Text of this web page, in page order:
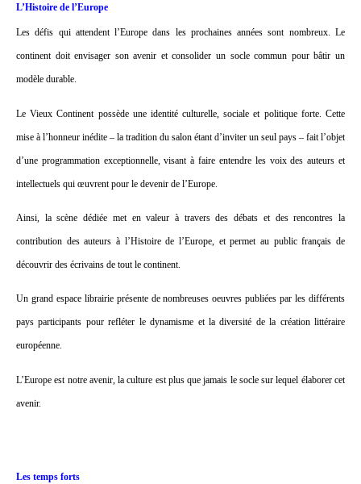
L’Histoire de l’Europe
Les défis qui attendent l’Europe dans les prochaines années sont nombreux. Le
continent doit envisager son avenir et consolider un socle commun pour bâtir un
modèle durable.
Le Vieux Continent possède une identité culturelle, sociale et politique forte. Cette
mise à l’honneur inédite – la tradition du salon étant d’inviter un seul pays – fait l’objet
d’une programmation exceptionnelle, visant à faire entendre les voix des auteurs et
intellectuels qui œuvrent pour le devenir de l’Europe.
Ainsi, la scène dédiée met en valeur à travers des débats et des rencontres la
contribution des auteurs à l’Histoire de l’Europe, et permet au public français de
découvrir des écrivains de tout le continent.
Un grand espace librairie présente de nombreuses oeuvres publiées par les différents
pays participants pour refléter le dynamisme et la diversité de la création littéraire
européenne.
L’Europe est notre avenir, la culture est plus que jamais le socle sur lequel élaborer cet
avenir.
Les temps forts